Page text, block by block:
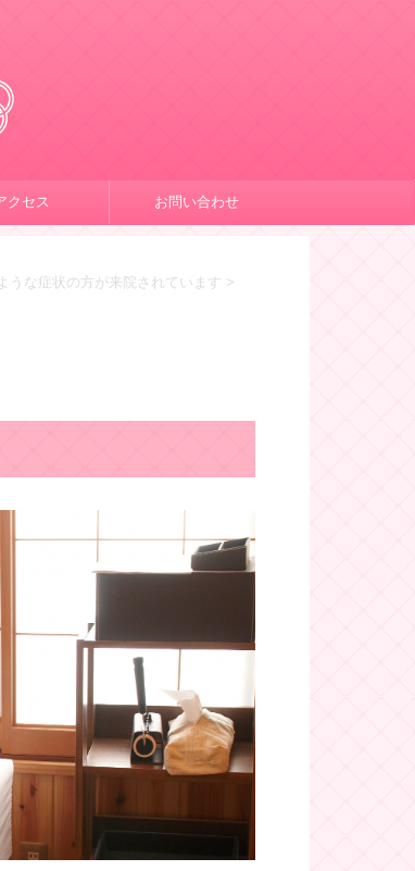
クセス お問い合わせ
うな症状の方が来院されています >